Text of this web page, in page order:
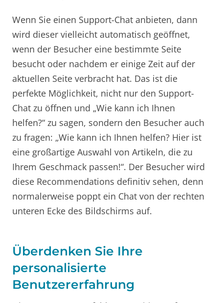
Wenn Sie einen Support-Chat anbieten, dann
wird dieser vielleicht automatisch geöffnet,
wenn der Besucher eine bestimmte Seite
besucht oder nachdem er einige Zeit auf der
aktuellen Seite verbracht hat. Das ist die
perfekte Möglichkeit, nicht nur den Support-
Chat zu öffnen und „Wie kann ich Ihnen
helfen?“ zu sagen, sondern den Besucher auch
zu fragen: „Wie kann ich Ihnen helfen? Hier ist
eine großartige Auswahl von Artikeln, die zu
Ihrem Geschmack passen!“. Der Besucher wird
diese Recommendations definitiv sehen, denn
normalerweise poppt ein Chat von der rechten
unteren Ecke des Bildschirms auf.
Überdenken Sie Ihre
personalisierte
Benutzererfahrung